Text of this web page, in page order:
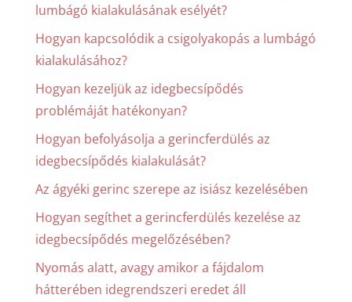
lumbágó kialakulásának esélyét?
Hogyan kapcsolódik a csigolyakopás a lumbágó
kialakulásához?
Hogyan kezeljük az idegbecsípődés
problémáját hatékonyan?
Hogyan befolyásolja a gerincferdülés az
idegbecsípődés kialakulását?
Az ágyéki gerinc szerepe az isiász kezelésében
Hogyan segíthet a gerincferdülés kezelése az
idegbecsípődés megelőzésében?
Nyomás alatt, avagy amikor a fájdalom
hátterében idegrendszeri eredet áll